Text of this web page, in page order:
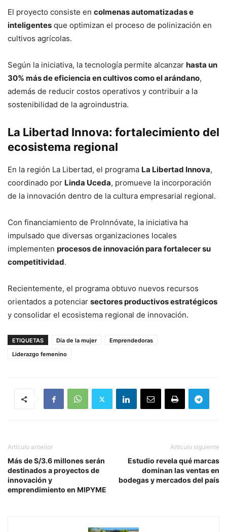
El proyecto consiste en colmenas automatizadas e
inteligentes que optimizan el proceso de polinización en
cultivos agrícolas.
Según la iniciativa, la tecnología permite alcanzar hasta un
30% más de eficiencia en cultivos como el arándano,
además de reducir costos operativos y contribuir a la
sostenibilidad de la agroindustria.
La Libertad Innova: fortalecimiento del
ecosistema regional
En la región La Libertad, el programa La Libertad Innova,
coordinado por Linda Uceda, promueve la incorporación
de la innovación dentro de la cultura empresarial regional.
Con financiamiento de ProInnóvate, la iniciativa ha
impulsado que diversas organizaciones locales
implementen procesos de innovación para fortalecer su
competitividad.
Recientemente, el programa obtuvo nuevos recursos
orientados a potenciar sectores productivos estratégicos
y consolidar el ecosistema regional de innovación.
ETIQUETAS Día de la mujer
Emprendedoras
Liderazgo femenino
Artículo anterior
Más de S/3.6 millones serán
destinados a proyectos de
innovación y
emprendimiento en MIPYME
Artículo siguiente
Estudio revela qué marcas
dominan las ventas en
bodegas y mercados del país